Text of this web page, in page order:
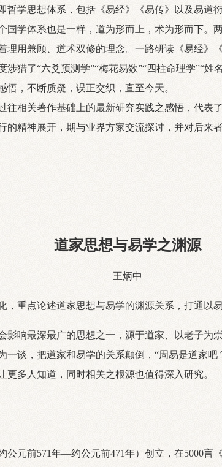
学思想体系，包括《易经》《易传》以及易道
学体系也是一样，道为形而上，术为形而下。
用兼顾、道术双修的理念。一路研读《易经》
猎了“六爻预测学”“梅花易数”“四柱命理学”“姓
，不断质疑，误正交织，直至今天。
相关著作基础上的最新研究实践之感悟，代表
精神展开，期与业界方家交流探讨，并对后来
道家思想与易学之渊源
王炳中
，重点论述道家思想与易学的渊源关系，打通以
响最深最广的思想之一，源于道家、以老子为
一谈，把道家和易学的关系颠倒，“周易是道家
多人知道，同时相关之根源也值得深入研究。
公元前571年—约公元前471年）创立，在5000言